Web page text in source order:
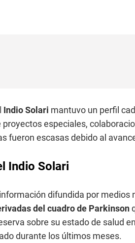
Indio Solari mantuvo un perfil
especiales,
fueron escasas debido al
Indio Solari
difundida por
del cuadro de Parkinson
sobre su estado de salud
durante los últimos meses.